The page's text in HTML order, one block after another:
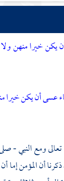
خيرا منهن ولا
عسى أن يكن خيرا
تعالى ومع النبي
أن المؤمن